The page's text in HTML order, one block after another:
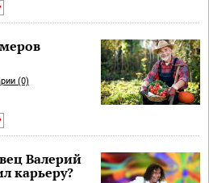
(0)
Валерий
карьеру?